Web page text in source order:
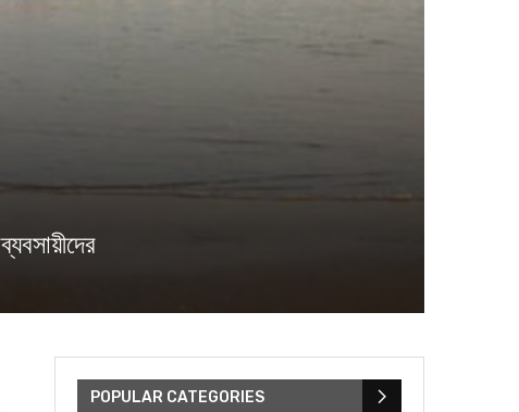
POPULAR CATEGORIES